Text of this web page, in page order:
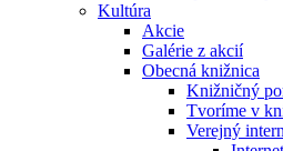
Kultúra
Akcie
Galérie z akcií
Obecná knižnica
Knižničný
Tvoríme v
Verejný